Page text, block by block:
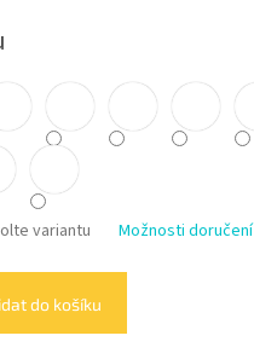
variantu Možnosti doručení
do košíku